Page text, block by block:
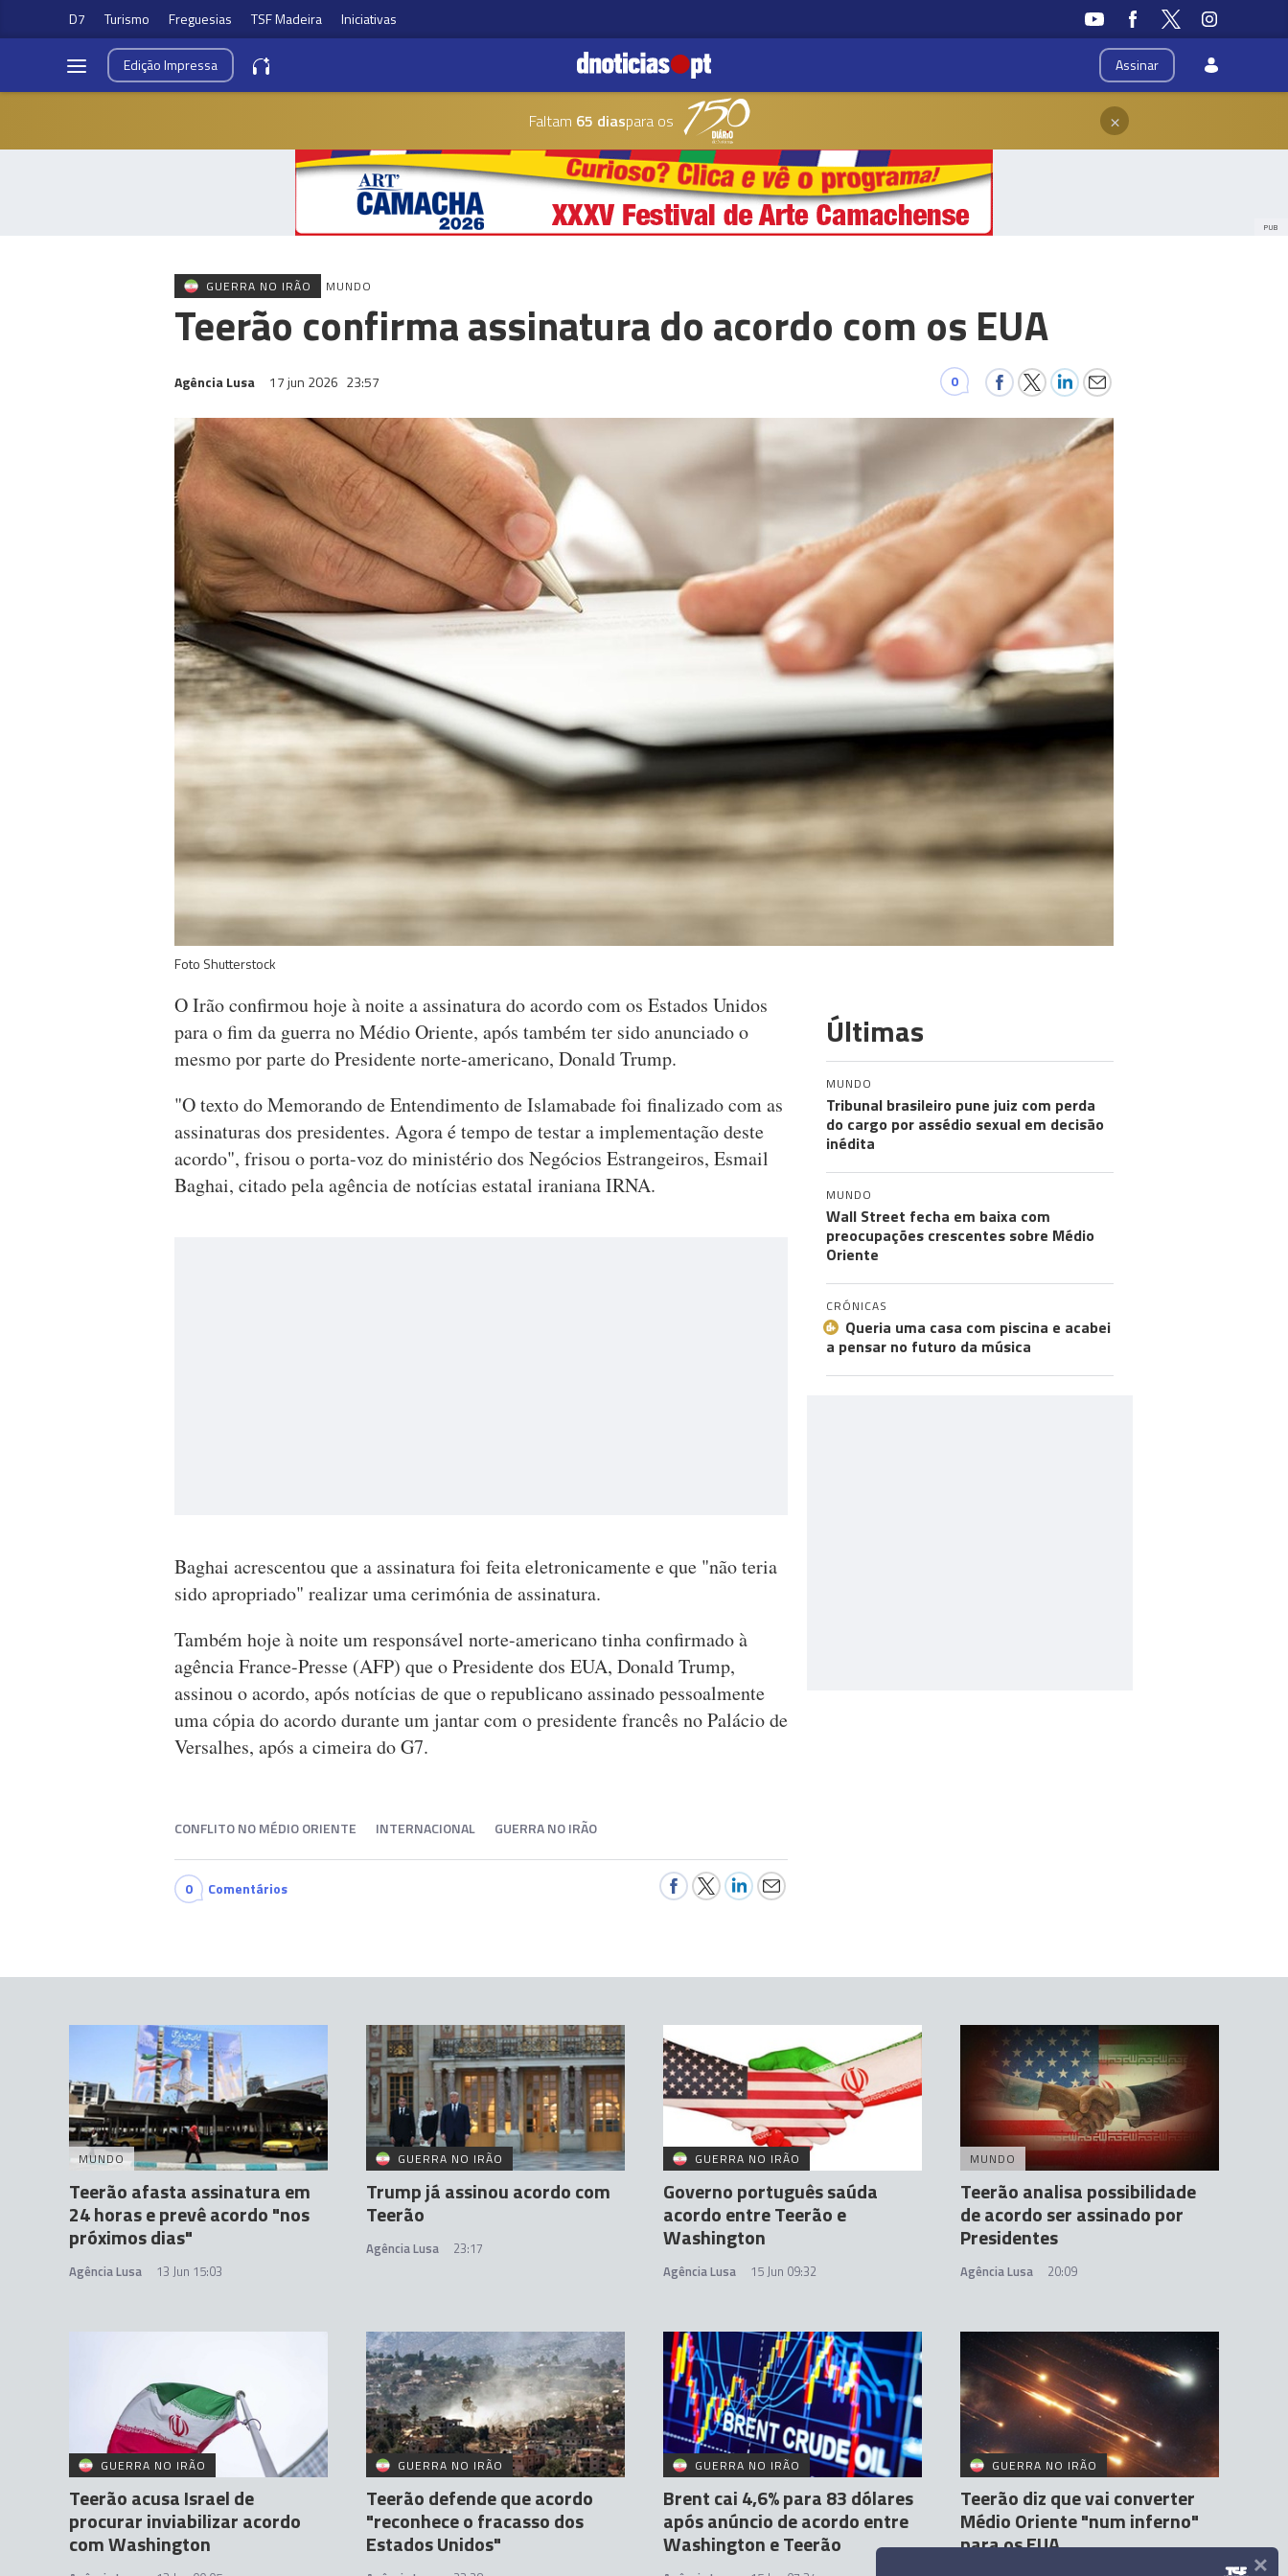
D7 Turismo Freguesias TSF Madeira Iniciativas
Assinar
EdiçãoImpressa
Faltam 65 diaspara os ×
PUB
GUERRA NO IRÃO MUNDO
Teerão confirma assinatura do acordo com os EUA
Agência Lusa 17 jun 2026 23:57 0
Foto Shutterstock
O Irão confirmou hoje à noite a assinatura do acordo com os Estados Unidos
para o fim da guerra no Médio Oriente, após também ter sido anunciado o
mesmo por parte do Presidente norte-americano, Donald Trump.
"O texto do Memorando de Entendimento de Islamabade foi finalizado com as
assinaturas dos presidentes. Agora é tempo de testar a implementação deste
acordo", frisou o porta-voz do ministério dos Negócios Estrangeiros, Esmail
Baghai, citado pela agência de notícias estatal iraniana IRNA.
Baghai acrescentou que a assinatura foi feita eletronicamente e que "não teria
sido apropriado" realizar uma cerimónia de assinatura.
Também hoje à noite um responsável norte-americano tinha confirmado à
agência France-Presse (AFP) que o Presidente dos EUA, Donald Trump,
assinou o acordo, após notícias de que o republicano assinado pessoalmente
uma cópia do acordo durante um jantar com o presidente francês no Palácio de
Versalhes, após a cimeira do G7.
CONFLITO NO MÉDIO ORIENTE INTERNACIONAL GUERRA NO IRÃO
0 Comentários
Últimas
MUNDO
Tribunal brasileiro pune juiz com perda
do cargo por assédio sexual em decisão
inédita
MUNDO
Wall Street fecha em baixa com
preocupações crescentes sobre Médio
Oriente
CRÓNICAS
Queria uma casa com piscina e acabei
a pensar no futuro da música
MUNDO
Teerão afasta assinatura em
24 horas e prevê acordo "nos
próximos dias"
Agência Lusa 13 Jun 15:03
GUERRA NO IRÃO
Trump já assinou acordo com
Teerão
Agência Lusa 23:17
GUERRA NO IRÃO
Governo português saúda
acordo entre Teerão e
Washington
Agência Lusa 15 Jun 09:32
MUNDO
Teerão analisa possibilidade
de acordo ser assinado por
Presidentes
Agência Lusa 20:09
GUERRA NO IRÃO
Teerão acusa Israel de
procurar inviabilizar acordo
com Washington
GUERRA NO IRÃO
Teerão defende que acordo
"reconhece o fracasso dos
Estados Unidos"
GUERRA NO IRÃO
Brent cai 4,6% para 83 dólares
após anúncio de acordo entre
Washington e Teerão
GUERRA NO IRÃO
Teerão diz que vai converter
Médio Oriente "num inferno"
para os EUA ×